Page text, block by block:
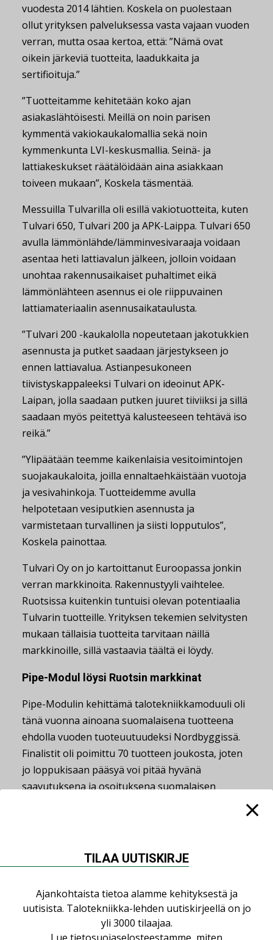
vuodesta 2014 lähtien. Koskela on puolestaan
ollut yrityksen palveluksessa vasta vajaan vuoden
verran, mutta osaa kertoa, että: ”Nämä ovat
oikein järkeviä tuotteita, laadukkaita ja
sertifioituja.”
”Tuotteitamme kehitetään koko ajan
asiakaslähtöisesti. Meillä on noin parisen
kymmentä vakiokaukalomallia sekä noin
kymmenkunta LVI-keskusmallia. Seinä- ja
lattiakeskukset räätälöidään aina asiakkaan
toiveen mukaan”, Koskela täsmentää.
Messuilla Tulvarilla oli esillä vakiotuotteita, kuten
Tulvari 650, Tulvari 200 ja APK-Laippa. Tulvari 650
avulla lämmönlähde/lämminvesivaraaja voidaan
asentaa heti lattiavalun jälkeen, jolloin voidaan
unohtaa rakennusaikaiset puhaltimet eikä
lämmönlähteen asennus ei ole riippuvainen
lattiamateriaalin asennusaikataulusta.
”Tulvari 200 -kaukalolla nopeutetaan jakotukkien
asennusta ja putket saadaan järjestykseen jo
ennen lattiavalua. Astianpesukoneen
tiivistyskappaleeksi Tulvari on ideoinut APK-
Laipan, jolla saadaan putken juuret tiiviiksi ja sillä
saadaan myös peitettyä kalusteeseen tehtävä iso
reikä.”
”Ylipäätään teemme kaikenlaisia vesitoimintojen
suojakaukaloita, joilla ennaltaehkäistään vuotoja
ja vesivahinkoja. Tuotteidemme avulla
helpotetaan vesiputkien asennusta ja
varmistetaan turvallinen ja siisti lopputulos”,
Koskela painottaa.
Tulvari Oy on jo kartoittanut Euroopassa jonkin
verran markkinoita. Rakennustyyli vaihtelee.
Ruotsissa kuitenkin tuntuisi olevan potentiaalia
Tulvarin tuotteille. Yrityksen tekemien selvitysten
mukaan tällaisia tuotteita tarvitaan näillä
markkinoille, sillä vastaavia täältä ei löydy.
Pipe-Modul löysi Ruotsin markkinat
Pipe-Modulin kehittämä talotekniikkamoduuli oli
tänä vuonna ainoana suomalaisena tuotteena
ehdolla vuoden tuoteuutuudeksi Nordbyggissä.
Finalistit oli poimittu 70 tuotteen joukosta, joten
jo loppukisaan pääsyä voi pitää hyvänä
saavutuksena ja osoituksena suomalaisen
yhteisosastolla sastamalaisen Verton kanssa.
auttaa eritoten Vertoa, joka oli messuilla
ensikertalaisena.
TILAA UUTISKIRJE
Ajankohtaista tietoa alamme kehityksestä ja
uutisista. Talotekniikka-lehden uutiskirjeellä on jo
yli 3000 tilaajaa.
Lue tietosuojaselosteestamme , miten